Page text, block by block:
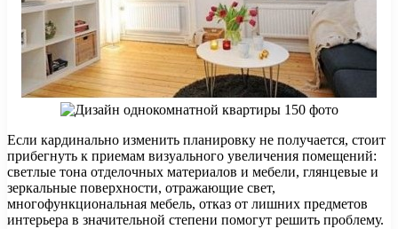
Если кардинально изменить планировку не получается, стоит
прибегнуть к приемам визуального увеличения помещений:
светлые тона отделочных материалов и мебели, глянцевые и
зеркальные поверхности, отражающие свет,
многофункциональная мебель, отказ от лишних предметов
интерьера в значительной степени помогут решить проблему.